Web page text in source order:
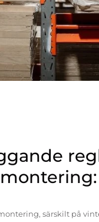
särskilt på